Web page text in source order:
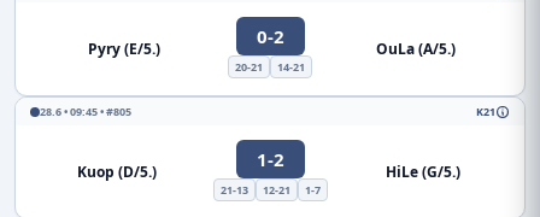
Pyry (E/5.) 0-2
20-21 14-21
OuLa (A/5.)
28.6 • 09:45 • #805 K21
Kuop (D/5.) 1-2
21-13 12-21 1-7
HiLe (G/5.)